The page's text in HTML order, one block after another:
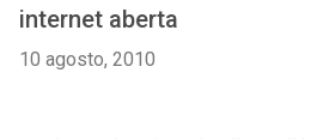
internet aberta
10 agosto, 2010